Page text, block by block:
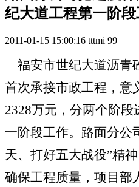
纪大道工程第一阶
2011-01-15 15:00:16 tttmi 99
福安市世纪大道沥青
首次承接市政工程，意
2328万元，分两个阶段
一阶段工作。路面分公
天、打好五大战役”精
确保工程质量，项目部